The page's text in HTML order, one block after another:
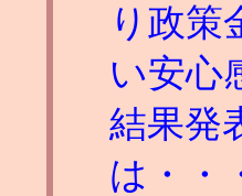
り政策
い安心
結果発
は・・